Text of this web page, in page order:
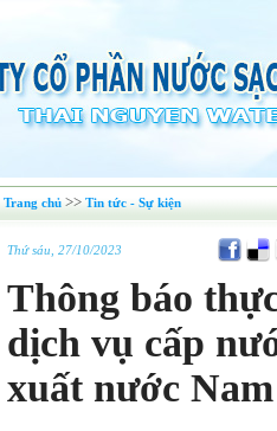
Trang chủ >> Tin tức - Sự kiện
Thứ sáu, 27/10/2023
Thông báo
dịch vụ cấp
xuất nước